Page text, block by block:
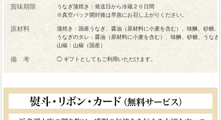
賞味期限
うなぎ蒲焼き：発送日から冷蔵２０日間
※真空パック開封後は早急にお召し上がりください。
原材料
蒲焼き：国産うなぎ、醤油（原材料に小麦を含む）、味醂、砂糖
うなぎのタレ：醤油（原材料に小麦を含む）、味醂、砂糖、うなぎ
山椒：山椒（国産）
備 考 ◯ ギフトとしてもご利用いただけます。